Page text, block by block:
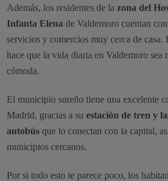
Además, los residentes de la zona del
Infanta Elena de Valdemoro cuentan
servicios y comercios muy cerca de casa.
hace que la vida diaria en Valdemoro sea
cómoda.
El municipio sureño tiene una excelente
Madrid, gracias a su estación de tren y
autobúsque lo conectan con la capital,
municipios cercanos.
Por si todo esto te parece poco, los